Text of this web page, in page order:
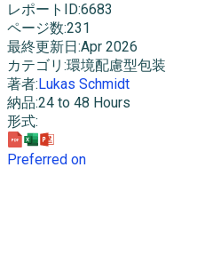
レポートID:6683
ページ数:231
最終更新日 :Apr 2026
カテゴリ :環境配慮型包装
著者: Lukas Schmidt
納品:24 to 48 Hours
形式:
Preferred on